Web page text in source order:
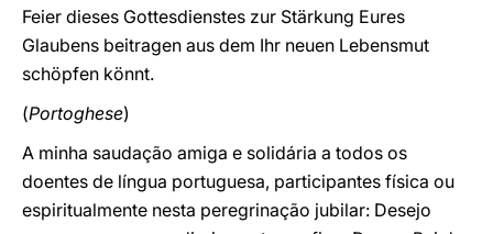
Feier dieses Gottesdienstes zur Stärkung Eures
Glaubens beitragen aus dem Ihr neuen Lebensmut
schöpfen könnt.
(Portoghese)
A minha saudação amiga e solidária a todos os
doentes de língua portuguesa, participantes física ou
espiritualmente nesta peregrinação jubilar: Desejo